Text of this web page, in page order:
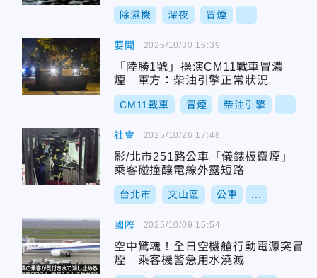
除濕機 深夜 冒煙
要聞
「陸勝1號」操演CM11戰車冒濃
煙 軍方：柴油引擎正常狀況
CM11戰車 冒煙 柴油引擎
2025/10/30 16:39
社會
影/北市251路公車「儀錶板竄煙」
乘客碰撞釀電線外露短路
台北市 文山區 公車
2025/10/26 17:48
國際
空中驚魂！全日空機艙行動電源突冒
煙 乘客機警急用水澆滅
2025/10/09 15:54